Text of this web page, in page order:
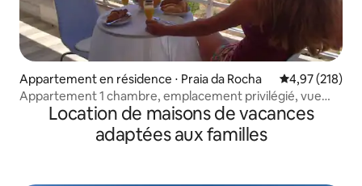
Appartement en résidence ⋅ Praia da Rocha Évaluation
4,97 (218)
Appartement 1 chambre, emplacement privilégié, vue
spectaculaire
Location de maisons de vacances
adaptées aux familles